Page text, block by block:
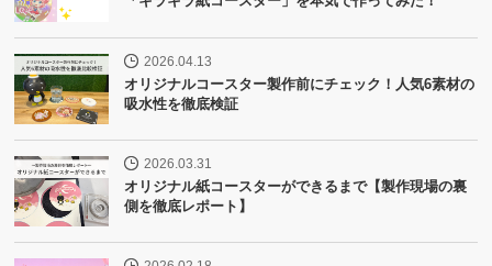
2026.04.13
オリジナルコースター製作前にチェック！人気6素材の
吸水性を徹底検証
2026.03.31
オリジナル紙コースターができるまで【製作現場の裏
側を徹底レポート】